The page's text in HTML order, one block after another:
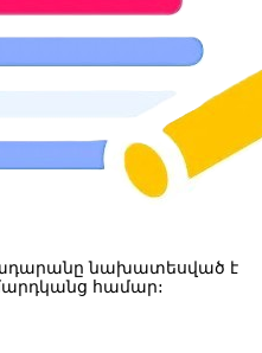
նախատեսված է
համար: